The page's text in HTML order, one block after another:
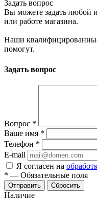
Задать вопрос
Вы можете задать любой
или работе магазина.
Наши
помогут.
Задать вопрос
Вопрос *
Ваше имя *
Телефон *
E-mail
Я согласен на
* — Обязательные поля
Сбросить
Наличие